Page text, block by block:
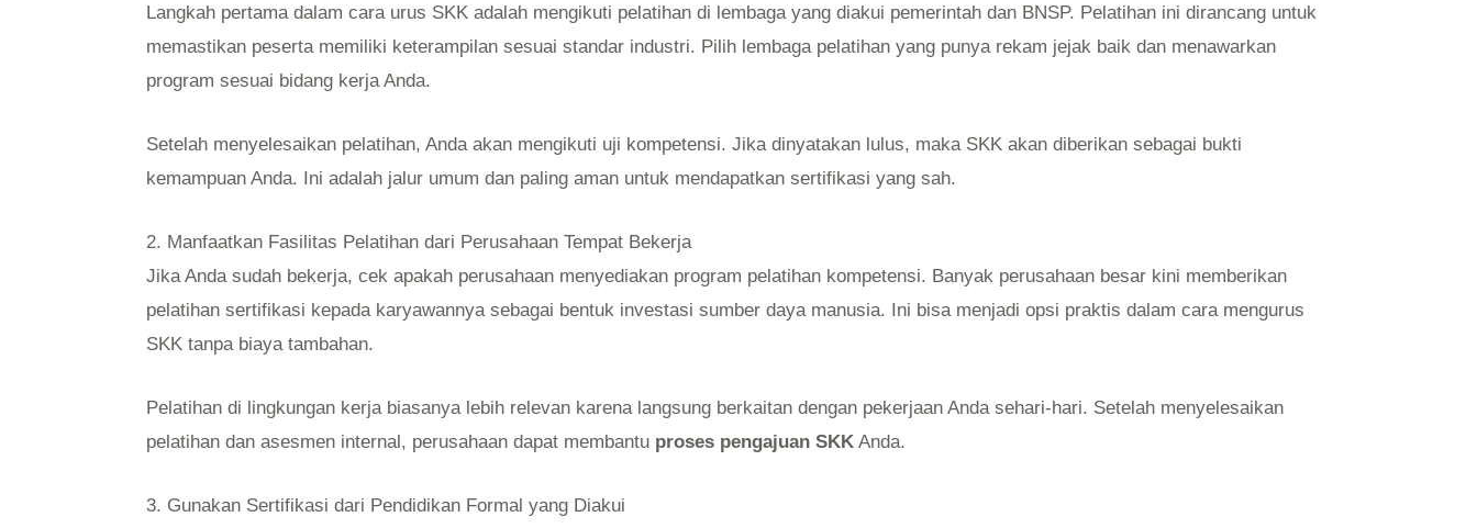
Langkah pertama dalam cara urus SKK adalah mengikuti pelatihan di lembaga yang diakui pemerintah dan BNSP. Pelatihan ini dirancang untuk
memastikan peserta memiliki keterampilan sesuai standar industri. Pilih lembaga pelatihan yang punya rekam jejak baik dan menawarkan
program sesuai bidang kerja Anda.
Setelah menyelesaikan pelatihan, Anda akan mengikuti uji kompetensi. Jika dinyatakan lulus, maka SKK akan diberikan sebagai bukti
kemampuan Anda. Ini adalah jalur umum dan paling aman untuk mendapatkan sertifikasi yang sah.
2. Manfaatkan Fasilitas Pelatihan dari Perusahaan Tempat Bekerja
Jika Anda sudah bekerja, cek apakah perusahaan menyediakan program pelatihan kompetensi. Banyak perusahaan besar kini memberikan
pelatihan sertifikasi kepada karyawannya sebagai bentuk investasi sumber daya manusia. Ini bisa menjadi opsi praktis dalam cara mengurus
SKK tanpa biaya tambahan.
Pelatihan di lingkungan kerja biasanya lebih relevan karena langsung berkaitan dengan pekerjaan Anda sehari-hari. Setelah menyelesaikan
pelatihan dan asesmen internal, perusahaan dapat membantu proses pengajuan SKK Anda.
3. Gunakan Sertifikasi dari Pendidikan Formal yang Diakui